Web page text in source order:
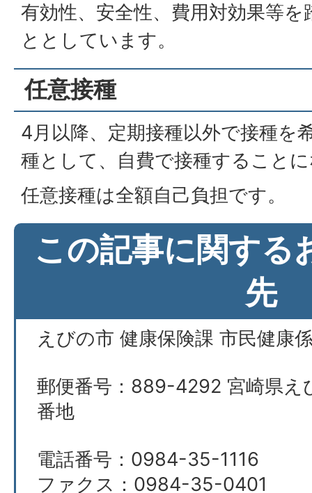
有効性、安全性、費用対効果等
ととしています。
任意接種
4月以降、定期接種以外で接種を
種として、自費で接種すること
任意接種は全額自己負担です。
この記事に関する
先
えびの市 健康保険課 市民健康
郵便番号：889-4292 宮崎県え
番地
電話番号：0984-35-1116
ファクス：0984-35-0401